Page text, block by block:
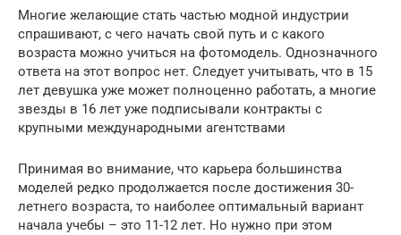
Многие желающие стать частью модной индустрии
спрашивают, с чего начать свой путь и с какого
возраста можно учиться на фотомодель. Однозначного
ответа на этот вопрос нет. Следует учитывать, что в 15
лет девушка уже может полноценно работать, а многие
звезды в 16 лет уже подписывали контракты с
крупными международными агентствами
Принимая во внимание, что карьера большинства
моделей редко продолжается после достижения 30-
летнего возраста, то наиболее оптимальный вариант
начала учебы – это 11-12 лет. Но нужно при этом